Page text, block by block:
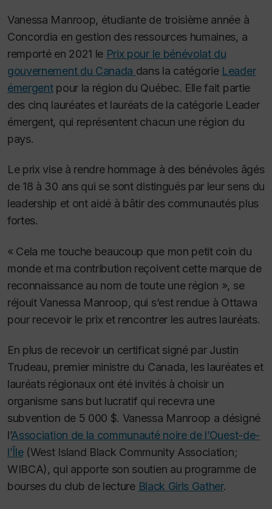
Vanessa Manroop, étudiante de troisième année à
Concordia en gestion des ressources humaines, a
remporté en 2021 le Prix pour le bénévolat du
gouvernement du Canada dans la catégorie Leader
émergentpour la région du Québec. Elle fait partie
des cinq lauréates et lauréats de la catégorie Leader
émergent, qui représentent chacun une région du
pays.
Le prix vise à rendre hommage à des bénévoles âgés
de 18 à 30 ans qui se sont distingués par leur sens du
leadership et ont aidé à bâtir des communautés plus
fortes.
« Cela me touche beaucoup que mon petit coin du
monde et ma contribution reçoivent cette marque de
reconnaissance au nom de toute une région », se
réjouit Vanessa Manroop, qui s’est rendue à Ottawa
pour recevoir le prix et rencontrer les autres lauréats.
En plus de recevoir un certificat signé par Justin
Trudeau, premier ministre du Canada, les lauréates et
lauréats régionaux ont été invités à choisir un
organisme sans but lucratif qui recevra une
subvention de 5 000 $. Vanessa Manroop a désigné
l’Association de la communauté noire de l’Ouest-de-
l’Île(West Island Black Community Association;
WIBCA), qui apporte son soutien au programme de
bourses du club de lecture Black Girls Gather.